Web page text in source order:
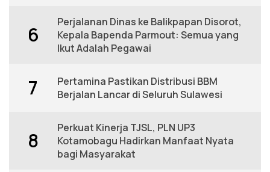
6
Perjalanan Dinas ke Balikpapan Disorot,
Kepala Bapenda Parmout: Semua yang
Ikut Adalah Pegawai
7
Pertamina Pastikan Distribusi BBM
Berjalan Lancar di Seluruh Sulawesi
8
Perkuat Kinerja TJSL, PLN UP3
Kotamobagu Hadirkan Manfaat Nyata
bagi Masyarakat